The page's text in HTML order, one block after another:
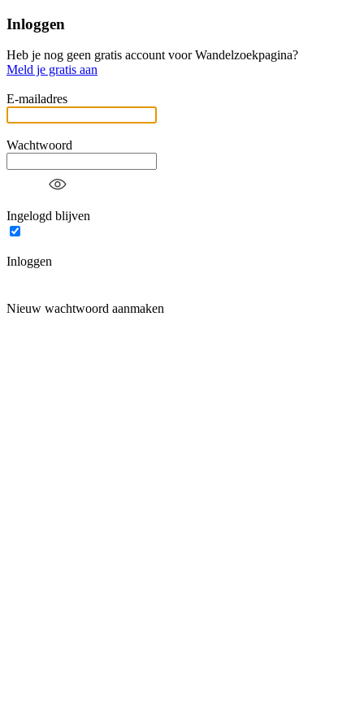
Inloggen
Heb je nog geen gratis account voor Wandelzoekpagina?
Meld je gratis aan
E-mailadres
Wachtwoord
Ingelogd blijven
Inloggen
Nieuw wachtwoord aanmaken